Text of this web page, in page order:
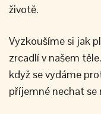
životě.
Vyzkoušíme si jak
zrcadlí v našem
když se vydáme
příjemné nechat se